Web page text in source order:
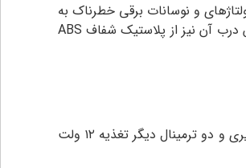
و نوسانات برقی خطرناک به
دستگاه ها جلوگیری می‌کند.این ترانس از یک قاب سفید رنگ پلاستیکی ضدالکتریسته ساکن ساخته شده است تا از جذب گردغبار جلوگیری کند و جنس درب آن نیز از پلاستیک شفاف ABS
ترانس تابا دارای ۲ ترمینال ورودی ۲۲۰ ولت متناوب و ۴ ترمینال خروجی میباشد. دو ترمینال خروجی منبع تغذیه مستقیم ۱۲ ولت را به مدار تماس تصویری و دو ترمینال دیگر تغذیه ۱۲ ولت